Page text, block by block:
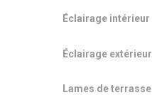
Éclairage intérieur
Éclairage extérieur
Lames de terrasse